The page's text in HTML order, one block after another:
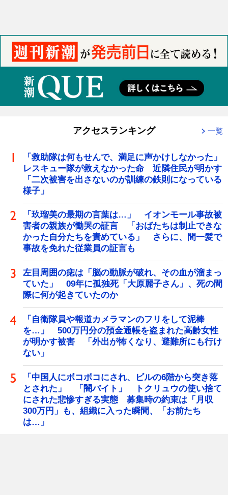
アクセスランキング 一覧
「救助隊は何もせんで、満足に声かけしなかった」
レスキュー隊が救えなかった命 近隣住民が明かす
「二次被害を出さないのが訓練の鉄則になっている
様子」
「玖瑠美の最期の言葉は…」 イオンモール事故被
害者の親族が慟哭の証言 「おばたちは制止できな
かった自分たちを責めている」 さらに、間一髪で
事故を免れた従業員の証言も
左目周囲の痣は「脳の動脈が破れ、その血が溜まっ
ていた」 09年に孤独死「大原麗子さん」、死の間
際に何が起きていたのか
「自衛隊員や報道カメラマンのフリをして泥棒
を…」 500万円分の預金通帳を盗まれた高齢女性
が明かす被害 「外出が怖くなり、避難所にも行け
ない」
「中国人にボコボコにされ、ビルの6階から突き落
とされた」 「闇バイト」 トクリュウの使い捨て
にされた悲惨すぎる実態 募集時の約束は「月収
300万円」も、組織に入った瞬間、「お前たち
は…」